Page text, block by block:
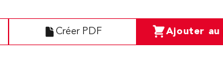
Ajouter au
Créer PDF